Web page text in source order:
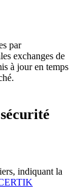
de copy
par
exchanges de
à jour en temps
indiquant la